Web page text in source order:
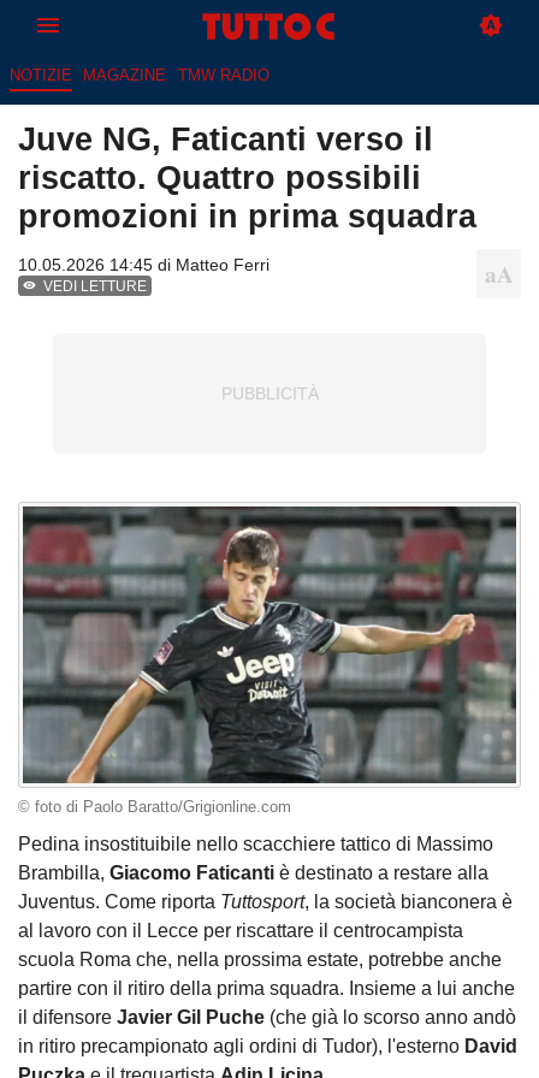
NOTIZIE MAGAZINE TMW RADIO
Juve NG, Faticanti verso il
riscatto. Quattro possibili
promozioni in prima squadra
10.05.2026 14:45 di Matteo Ferri
VEDI LETTURE
© foto di Paolo Baratto/Grigionline.com
Pedina insostituibile nello scacchiere tattico di Massimo
Brambilla, Giacomo Faticanti è destinato a restare alla
Juventus. Come riporta Tuttosport, la società bianconera è
al lavoro con il Lecce per riscattare il centrocampista
scuola Roma che, nella prossima estate, potrebbe anche
partire con il ritiro della prima squadra. Insieme a lui anche
il difensore Javier Gil Puche (che già lo scorso anno andò
in ritiro precampionato agli ordini di Tudor), l'esterno David